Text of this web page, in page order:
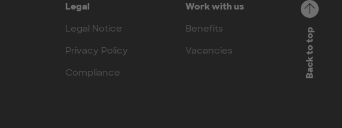
Legal
Legal Notice
Privacy Policy
Compliance
Work with us
Benefits
Vacancies
Back to top